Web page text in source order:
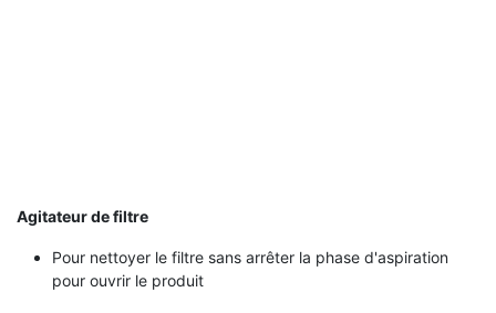
Agitateur de filtre
Pour nettoyer le filtre sans arrêter la phase d'aspiration
pour ouvrir le produit